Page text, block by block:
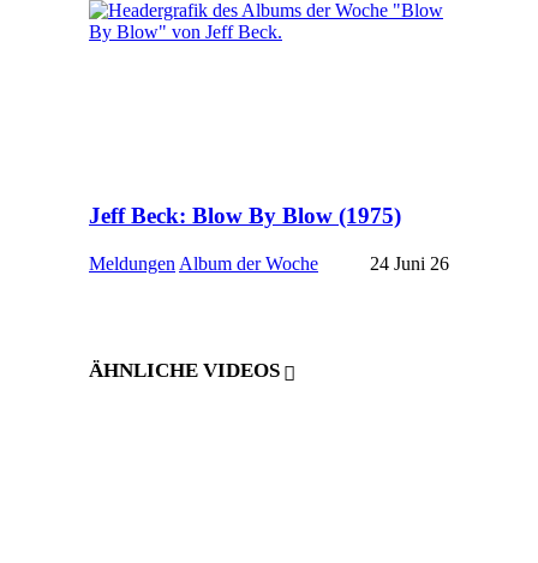
Jeff Beck: Blow By Blow (1975)
Meldungen Album der Woche 24 Juni 26
ÄHNLICHE VIDEOS